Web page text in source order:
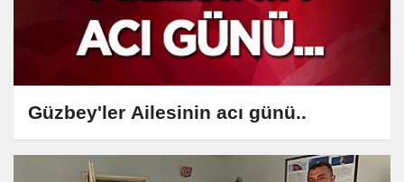
Güzbey'ler Ailesinin acı günü..